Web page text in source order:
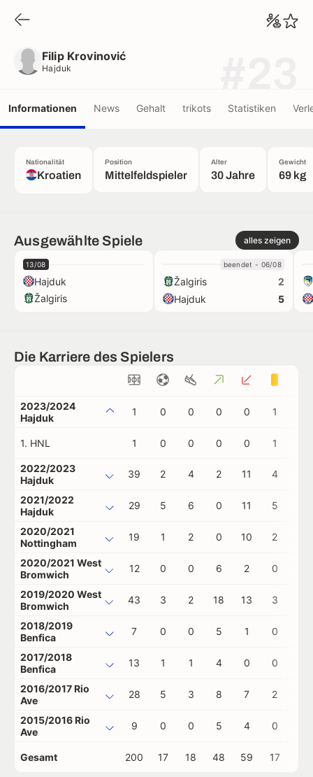
Filip Krovinović
Hajduk
Informationen News Gehalt trikots Statistiken
Nationalität
Kroatien
Position
Mittelfeldspieler
Alter
30 Jahre
Gewicht
69 kg
Ausgewählte Spiele alles zeigen
13/08
Hajduk
Žalgiris
beendet - 06/08
Žalgiris
2
Hajduk
5
Die Karriere des Spielers
2023/2024
Hajduk
1 0 0 0 0 1
1. HNL 1 0 0 0 0 1
2022/2023
Hajduk
39 2 4 2 11 4
2021/2022
Hajduk
29 5 6 0 11 5
2020/2021
Nottingham
19 1 2 0 10 2
2020/2021 West
Bromwich
12 0 0 6 2 0
2019/2020 West
Bromwich
43 3 2 18 13 3
2018/2019
Benfica
7 0 0 5 1 0
2017/2018
Benfica
13 1 1 4 0 0
2016/2017 Rio
Ave
28 5 3 8 7 2
2015/2016 Rio
Ave
9 0 0 5 4 0
Gesamt 200 17 18 48 59 17